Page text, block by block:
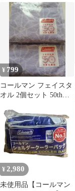
¥ 799
コールマン フェイスタ
オル 2個セット 50th
¥ 2,980
未使用品【コールマン